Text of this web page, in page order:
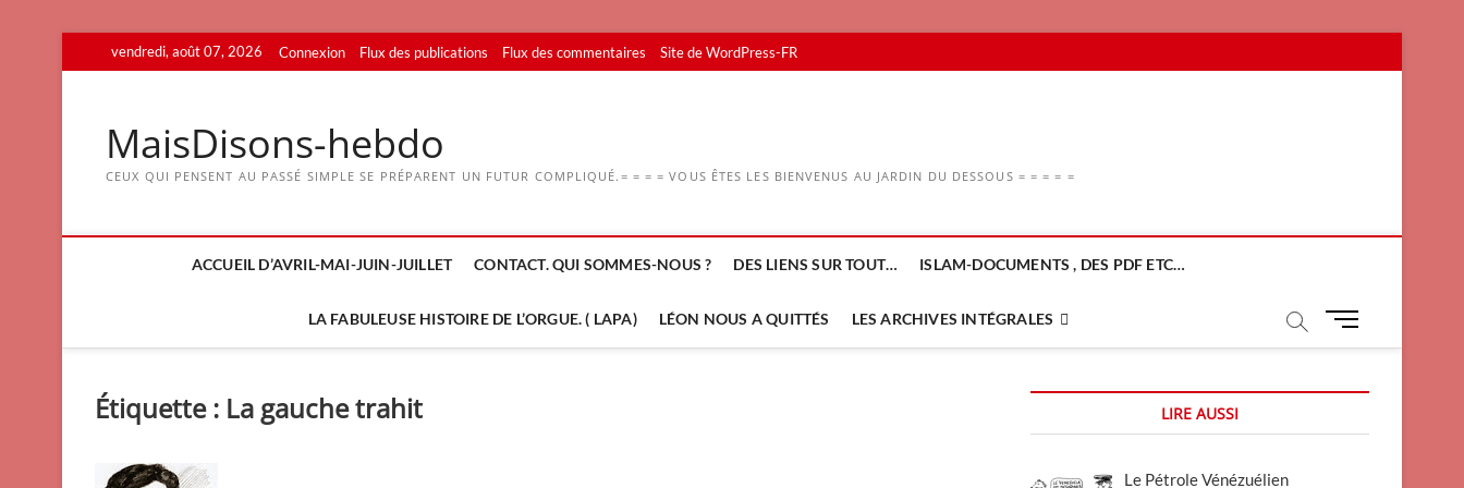
to
vendredi, août 07, 2026 Connexion Flux des publications Flux des commentaires Site de WordPress-FR
MaisDisons-hebdo
CEUX QUI PENSENT AU PASSÉ SIMPLE SE PRÉPARENT UN FUTUR COMPLIQUÉ.= = = = VOUS ÊTES LES BIENVENUS AU JARDIN DU DESSOUS = = = = =
ACCUEIL D’AVRIL-MAI-JUIN-JUILLET CONTACT. QUI SOMMES-NOUS ? DES LIENS SUR TOUT… ISLAM-DOCUMENTS , DES PDF ETC…
LA FABULEUSE HISTOIRE DE L’ORGUE. ( LAPA) LÉON NOUS A QUITTÉS LES ARCHIVES INTÉGRALES
M
u
u
Étiquette : La gauche trahit LIRE AUSSI
Le Pétrole Vénézuélien